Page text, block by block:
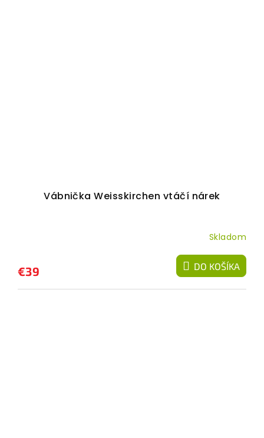
Vábnička Weisskirchen vtáčí nárek
Skladom
€39 DO KOŠÍKA